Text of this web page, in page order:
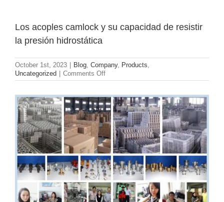
Los acoples camlock y su capacidad de resistir
la presión hidrostática
October 1st, 2023 | Blog Company, Products
Uncategorized | Comments Offon
Los
camlock
y
su
capacidad
resistir
la
presión
hidrostática